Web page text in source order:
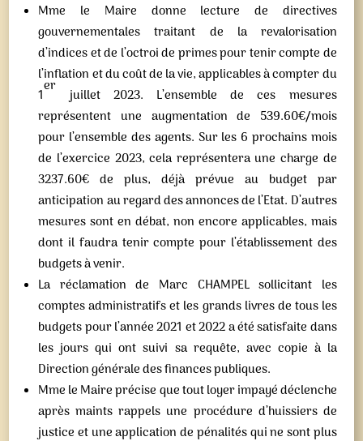
Mme le Maire donne lecture de directives
gouvernementales traitant de la revalorisation
d’indices et de l’octroi de primes pour tenir compte de
l’inflation et du coût de la vie, applicables à compter du
1er juillet 2023. L’ensemble de ces mesures
représentent une augmentation de 539.60€/mois
pour l’ensemble des agents. Sur les 6 prochains mois
de l’exercice 2023, cela représentera une charge de
3237.60€ de plus, déjà prévue au budget par
anticipation au regard des annonces de l’Etat. D’autres
mesures sont en débat, non encore applicables, mais
dont il faudra tenir compte pour l’établissement des
budgets à venir.
La réclamation de Marc CHAMPEL sollicitant les
comptes administratifs et les grands livres de tous les
budgets pour l’année 2021 et 2022 a été satisfaite dans
les jours qui ont suivi sa requête, avec copie à la
Direction générale des finances publiques.
Mme le Maire précise que tout loyer impayé déclenche
après maints rappels une procédure d’huissiers de
justice et une application de pénalités qui ne sont plus